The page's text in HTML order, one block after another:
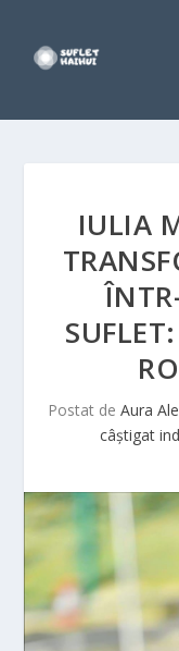
IULIA
Postat de Aura
câștigat